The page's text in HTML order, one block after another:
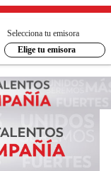
Selecciona tu emisora
Elige tu emisora